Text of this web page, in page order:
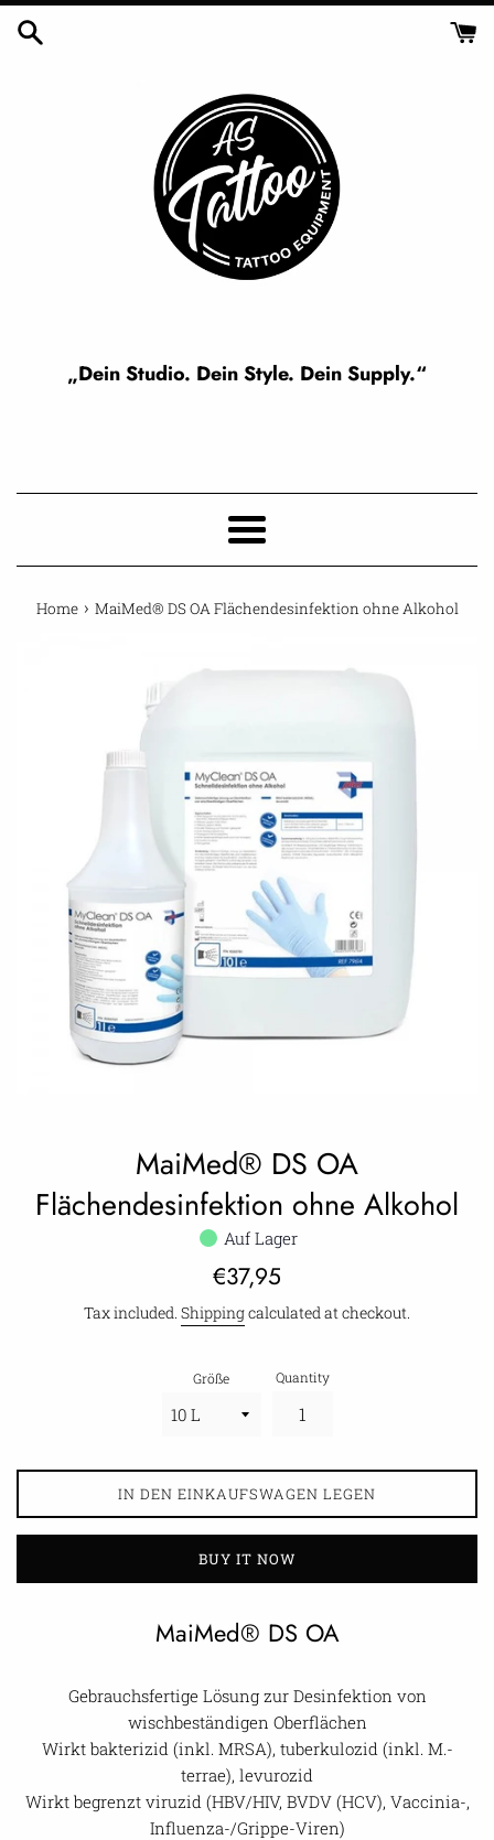
Skip
„Dein Studio. Dein Style. Dein Supply.“
Menu
Home › MaiMed® DS OA Flächendesinfektion ohne Alkohol
MaiMed® DS OA
Flächendesinfektion ohne Alkohol
Auf Lager
Regular
€37,95
Tax included. Shippingcalculated at checkout.
Größe Quantity
IN DEN EINKAUFSWAGEN LEGEN
BUY IT NOW
MaiMed® DS OA
Gebrauchsfertige Lösung zur Desinfektion von
wischbeständigen Oberflächen
Wirkt bakterizid (inkl. MRSA), tuberkulozid (inkl. M.-
terrae), levurozid
Wirkt begrenzt viruzid (HBV/HIV, BVDV (HCV), Vaccinia-,
Influenza-/Grippe-Viren)